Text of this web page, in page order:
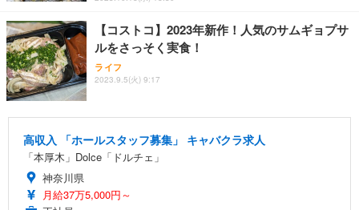
【コストコ】2023年新作！人気のサムギョプサ
ルをさっそく実食！
ライフ
2023.9.5(火) 9:17
高収入 「ホールスタッフ募集」 キャバクラ求人
「本厚木」Dolce「ドルチェ」
神奈川県
月給37万5,000円～